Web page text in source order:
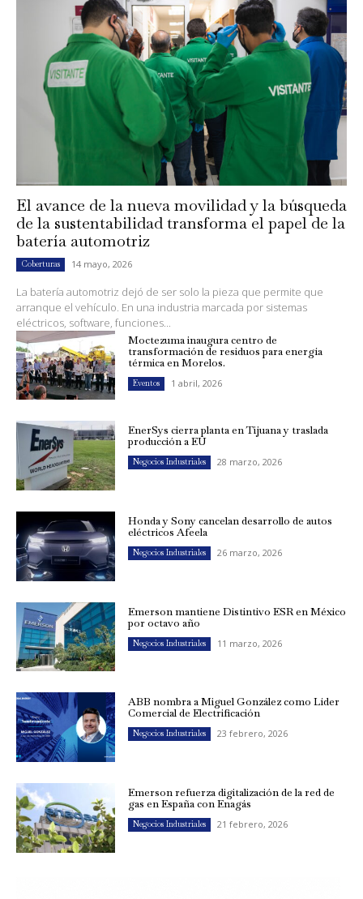
El avance de la nueva movilidad y la búsqueda
de la sustentabilidad transforma el papel de la
batería automotriz
Coberturas 14 mayo, 2026
La batería automotriz dejó de ser solo la pieza que permite que
arranque el vehículo. En una industria marcada por sistemas
eléctricos, software, funciones...
Moctezuma inaugura centro de
transformación de residuos para energía
térmica en Morelos.
Eventos 1 abril, 2026
EnerSys cierra planta en Tijuana y traslada
producción a EU
Negocios Industriales 28 marzo, 2026
Honda y Sony cancelan desarrollo de autos
eléctricos Afeela
Negocios Industriales 26 marzo, 2026
Emerson mantiene Distintivo ESR en México
por octavo año
Negocios Industriales 11 marzo, 2026
ABB nombra a Miguel González como Líder
Comercial de Electrificación
Negocios Industriales 23 febrero, 2026
Emerson refuerza digitalización de la red de
gas en España con Enagás
Negocios Industriales 21 febrero, 2026